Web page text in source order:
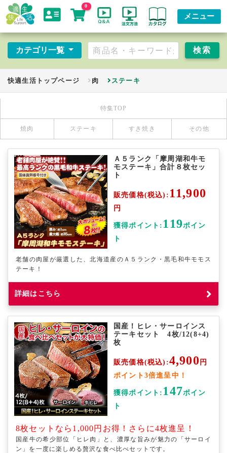
0
メニュー
カテゴリ一覧
快適生活トップページ 肉 ステーキ
特集TOP
焼肉 ステーキ すき焼き その他
Ａ５ランク「摩周湖和牛モ
モステーキ」合計８枚セッ
ト
販売価格(税込): 11,900
円
獲得ポイント: 119ポイン
ト
老舗の肉屋が厳選した、北海道産のＡ５ランク・黒毛和牛モモス
テーキ！
詳細はこちら
国産！ヒレ・サーロインス
テーキセット 4枚/12(8+4)
枚
販売価格(税込):4,900 円
ポイント3倍進呈中！
獲得ポイント: 147ポイン
ト
8枚セットなら1,000円お得！さらに4枚進呈！
国産牛の希少部位「ヒレ肉」と、濃厚な旨みが魅力の「サーロイ
ン」を一度に楽しめる贅沢な食べ比べセットです。